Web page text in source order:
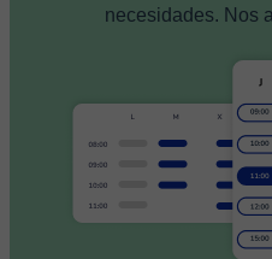
necesidades. Nos